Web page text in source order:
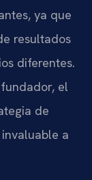
ya que
resultados
diferentes.
fundador, el
de
a